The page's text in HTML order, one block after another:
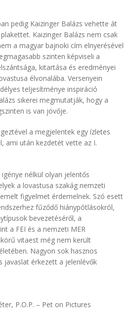
pedig Kaizinger Balázs vehette át
Kaizinger Balázs nem csak
a magyar bajnoki cím elnyerésével
szinten képviseli a
kitartása és eredményei
élvonalába. Versenyein
teljesítménye inspiráció
sikerei megmutatják, hogy a
is van jövője.
a megjelentek egy ízletes
ami után kezdetét vette az I.
nélkül olyan jelentős
a lovastusa szakág nemzeti
figyelmet érdemelnek. Szó esett
fűződő hiánypótlásokról,
bevezetéséről, a
a FEI és a nemzeti MER
vitaest még nem került
Nagyon sok hasznos
javaslat érkezett a jelenlévők
P.O.P. – Pet on Pictures